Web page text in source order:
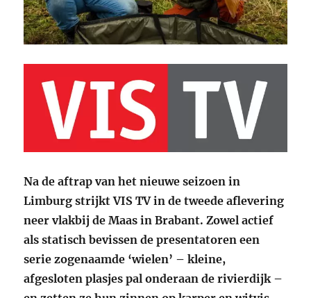
Na de aftrap van het nieuwe seizoen in
Limburg strijkt VIS TV in de tweede aflevering
neer vlakbij de Maas in Brabant. Zowel actief
als statisch bevissen de presentatoren een
serie zogenaamde ‘wielen’ – kleine,
afgesloten plasjes pal onderaan de rivierdijk –